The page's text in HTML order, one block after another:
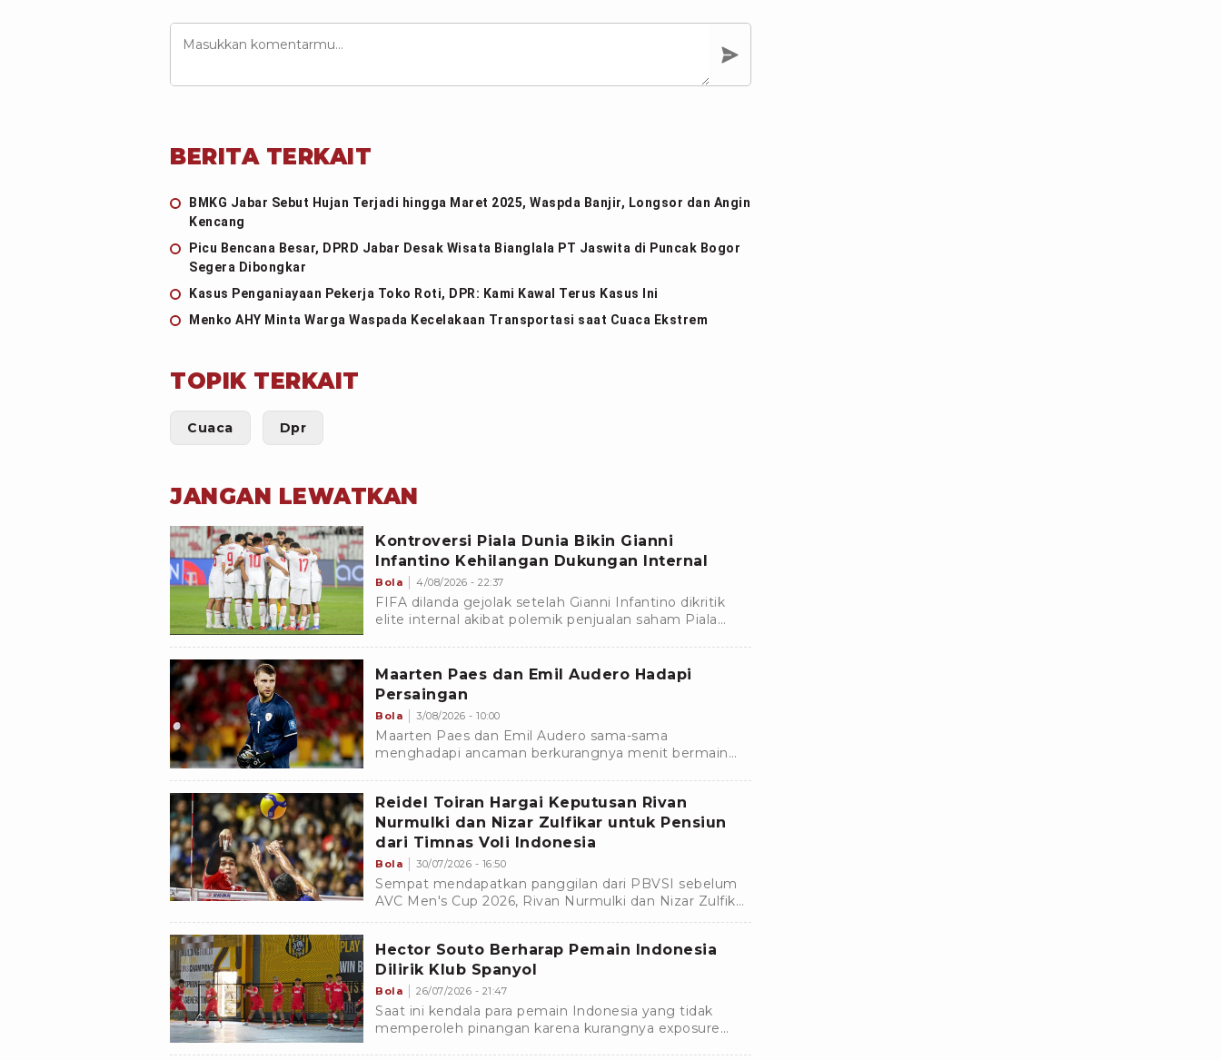
BERITA TERKAIT
BMKG Jabar Sebut Hujan Terjadi hingga Maret 2025, Waspda Banjir, Longsor dan Angin
Kencang
Picu Bencana Besar, DPRD Jabar Desak Wisata Bianglala PT Jaswita di Puncak Bogor
Segera Dibongkar
Kasus Penganiayaan Pekerja Toko Roti, DPR: Kami Kawal Terus Kasus Ini
Menko AHY Minta Warga Waspada Kecelakaan Transportasi saat Cuaca Ekstrem
TOPIK TERKAIT
Cuaca Dpr
JANGAN LEWATKAN
Kontroversi Piala Dunia Bikin Gianni
Infantino Kehilangan Dukungan Internal
Bola 4/08/2026 - 22:37
FIFA dilanda gejolak setelah Gianni Infantino dikritik
elite internal akibat polemik penjualan saham Piala
Maarten Paes dan Emil Audero Hadapi
Persaingan
Bola 3/08/2026 - 10:00
Maarten Paes dan Emil Audero sama-sama
menghadapi ancaman berkurangnya menit bermain
Reidel Toiran Hargai Keputusan Rivan
Nurmulki dan Nizar Zulfikar untuk Pensiun
dari Timnas Voli Indonesia
Bola 30/07/2026 - 16:50
Sempat mendapatkan panggilan dari PBVSI sebelum
AVC Men's Cup 2026, Rivan Nurmulki dan Nizar Zulfikar
memutuskan untuk mundur dari Timnas Voli Indonesia.
Hector Souto Berharap Pemain Indonesia
Dilirik Klub Spanyol
Bola 26/07/2026 - 21:47
Saat ini kendala para pemain Indonesia yang tidak
memperoleh pinangan karena kurangnya exposure